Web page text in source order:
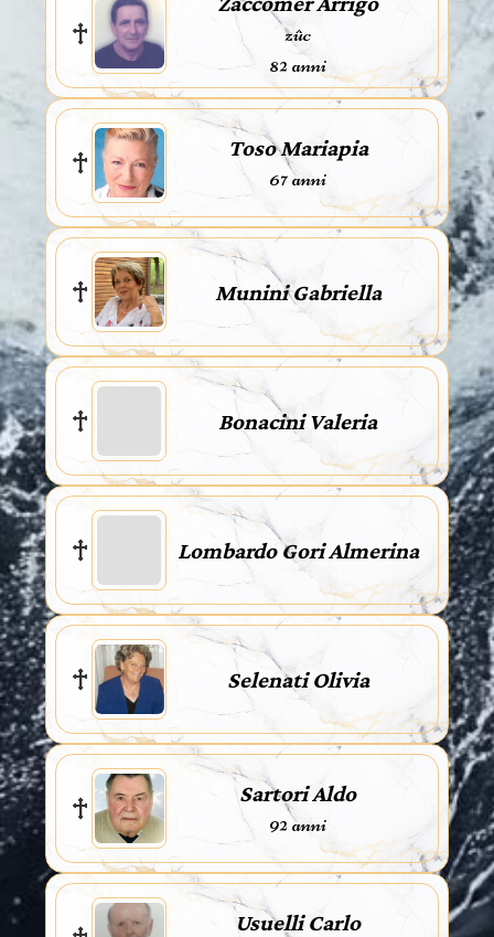
zûc
82 anni
Toso Mariapia
67 anni
Munini Gabriella
Bonacini Valeria
Lombardo Gori Almerina
Selenati Olivia
Sartori Aldo
92 anni
Usuelli Carlo